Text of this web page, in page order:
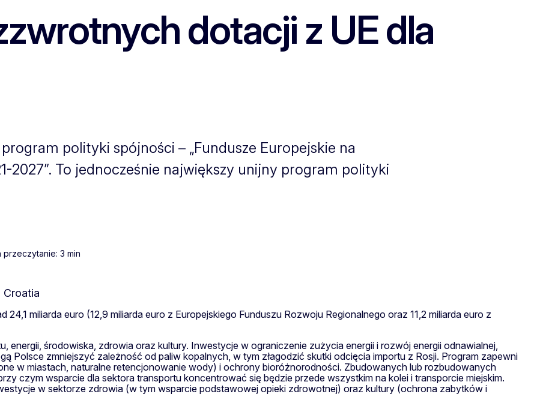
dotacji z UE dla
polityki spójności – „Fundusze Europejskie na
2027”. To jednocześnie największy unijny program polityki
przeczytanie: 3 min
miliarda euro (12,9 miliarda euro z Europejskiego Funduszu Rozwoju Regionalnego oraz 11,2 miliarda euro z
energii, środowiska, zdrowia oraz kultury. Inwestycje w ograniczenie zużycia energii i rozwój energii odnawialnej,
Polsce zmniejszyć zależność od paliw kopalnych, w tym złagodzić skutki odcięcia importu z Rosji. Program zapewni
w miastach, naturalne retencjonowanie wody) i ochrony bioróżnorodności. Zbudowanych lub rozbudowanych
czym wsparcie dla sektora transportu koncentrować się będzie przede wszystkim na kolei i transporcie miejskim.
w sektorze zdrowia (w tym wsparcie podstawowej opieki zdrowotnej) oraz kultury (ochrona zabytków i